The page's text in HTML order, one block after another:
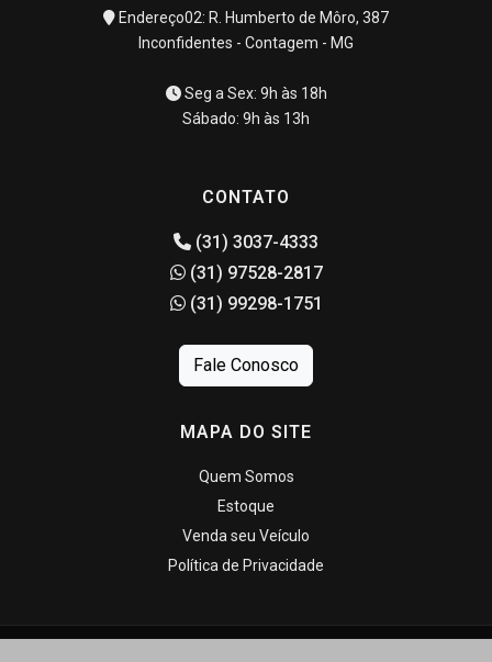
Endereço02: R. Humberto de Môro, 387
Inconfidentes - Contagem - MG
Seg a Sex: 9h às 18h
Sábado: 9h às 13h
CONTATO
(31) 3037-4333
(31) 97528-2817
(31) 99298-1751
Fale Conosco
MAPA DO SITE
Quem Somos
Estoque
Venda seu Veículo
Política de Privacidade